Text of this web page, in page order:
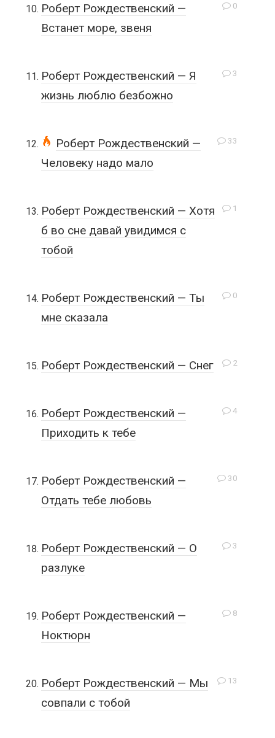
0
Роберт Рождественский —
Встанет море, звеня
3
Роберт Рождественский — Я
жизнь люблю безбожно
33
Роберт Рождественский —
Человеку надо мало
1
Роберт Рождественский — Хотя
б во сне давай увидимся с
тобой
0
Роберт Рождественский — Ты
мне сказала
2
Роберт Рождественский — Снег
4
Роберт Рождественский —
Приходить к тебе
30
Роберт Рождественский —
Отдать тебе любовь
3
Роберт Рождественский — О
разлуке
8
Роберт Рождественский —
Ноктюрн
13
Роберт Рождественский — Мы
совпали с тобой